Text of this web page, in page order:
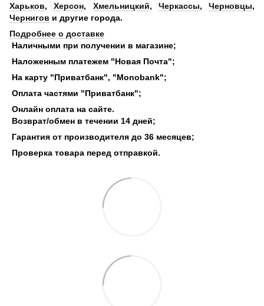
Харьков,Херсон, Хмельницкий, Черкассы, Черновцы,
Чернигов и другие города.
Подробнее о доставке
Наличными при получении в магазине;
Наложенным платежем "Новая Почта";
На карту "Приватбанк", "Monobank";
Оплата частями "Приватбанк";
Онлайн оплата на сайте.
Возврат/обмен в течении 14 дней;
Гарантия от производителя до 36 месяцев;
Проверка товара перед отправкой.